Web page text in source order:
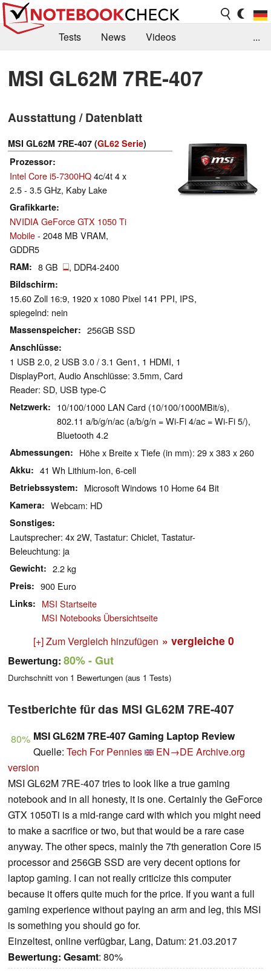
Tests News
Videos
Kaufberatung
Deals Suche
Jobs
Forum
...
MSI GL62M 7RE-407
Ausstattung / Datenblatt
MSI GL62M 7RE-407 (GL62 Serie)
Prozessor
Intel Core i5-7300HQ4c/4t 4 x
2.5 - 3.5 GHz, Kaby Lake
Grafikkarte
NVIDIA GeForce GTX 1050 Ti
Mobile- 2048 MB VRAM,
GDDR5
RAM 8 GB , DDR4-2400
Bildschirm
15.60 Zoll 16:9, 1920 x 1080 Pixel 141 PPI, IPS,
spiegelnd: nein
Massenspeicher 256GB SSD
Anschlüsse
1 USB 2.0, 2 USB 3.0 / 3.1 Gen1, 1 HDMI, 1
DisplayPort, Audio Anschlüsse: 3.5mm, Card
Reader: SD, USB type-C
Netzwerk
10/100/1000 LAN Card (10/100/1000MBit/s),
802.11 a/b/g/n/ac (a/b/g/n = Wi-Fi 4/ac = Wi-Fi 5/),
Bluetooth 4.2
Abmessungen Höhe x Breite x Tiefe (in mm): 29 x 383 x 260
Akku 41 Wh Lithium-Ion, 6-cell
Betriebssystem Microsoft Windows 10 Home 64 Bit
Kamera Webcam: HD
Sonstiges
Lautsprecher: 4x 2W, Tastatur: Chiclet, Tastatur-
Beleuchtung: ja
Gewicht 2.2 kg
Preis 900 Euro
Links
MSI Startseite
MSI Notebooks Übersichtseite
[+] Zum Vergleich hinzufügen » vergleiche 0
Bewertung: 80%- Gut
Durchschnitt von 1 Bewertungen (aus 1 Tests)
Testberichte für das MSI GL62M 7RE-407
80% MSI GL62M 7RE-407 Gaming Laptop Review
Quelle: Tech For Pennies EN→DE Archive.org
version
MSI GL62M 7RE-407 tries to look like a true gaming
notebook and in all honesty, it is one. Certainly the GeForce
GTX 1050Ti is a mid-range card with which you might need
to make a sacrifice or two, but that would be a rare case
anyway. The other specs, mainly the 7th generation Core i5
processor and 256GB SSD are very decent options for
laptop gaming. I can not really criticize this computer
because it offers quite much for the price. If you want a full
gaming experience without paying an arm and leg, this MSI
is something you should go for.
Einzeltest, online verfügbar, Lang, Datum: 21.03.2017
Bewertung: Gesamt: 80%